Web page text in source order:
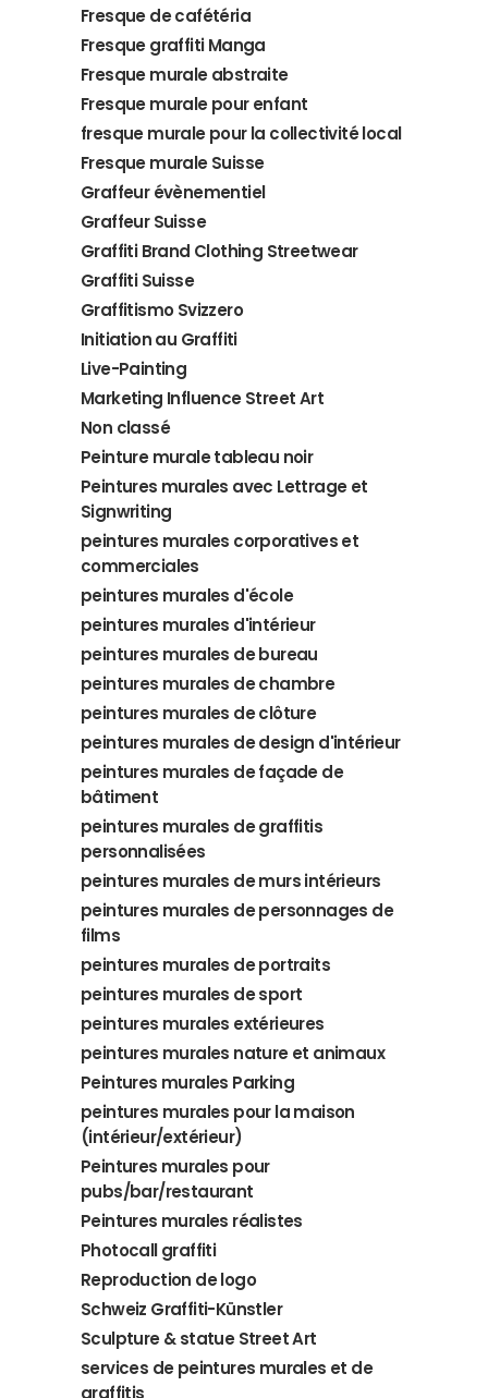
Fresque de cafétéria
Fresque graffiti Manga
Fresque murale abstraite
Fresque murale pour enfant
fresque murale pour la collectivité local
Fresque murale Suisse
Graffeur évènementiel
Graffeur Suisse
Graffiti Brand Clothing Streetwear
Graffiti Suisse
Graffitismo Svizzero
Initiation au Graffiti
Live-Painting
Marketing Influence Street Art
Non classé
Peinture murale tableau noir
Peintures murales avec Lettrage et
Signwriting
peintures murales corporatives et
commerciales
peintures murales d'école
peintures murales d'intérieur
peintures murales de bureau
peintures murales de chambre
peintures murales de clôture
peintures murales de design d'intérieur
peintures murales de façade de
bâtiment
peintures murales de graffitis
personnalisées
peintures murales de murs intérieurs
peintures murales de personnages de
films
peintures murales de portraits
peintures murales de sport
peintures murales extérieures
peintures murales nature et animaux
Peintures murales Parking
peintures murales pour la maison
(intérieur/extérieur)
Peintures murales pour
pubs/bar/restaurant
Peintures murales réalistes
Photocall graffiti
Reproduction de logo
Schweiz Graffiti-Künstler
Sculpture & statue Street Art
services de peintures murales et de